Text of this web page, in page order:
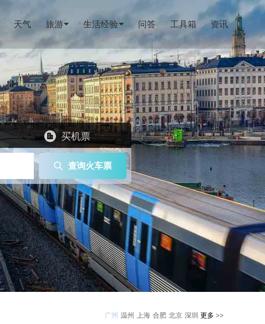
天气 旅游 生活经验 问答 工具箱 资讯
买机票
查询火车票
广州 温州 上海 合肥 北京 深圳 更多 >>